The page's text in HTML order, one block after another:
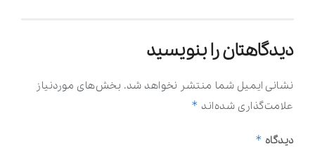
دیدگاهتان را بنویسید
نشانی ایمیل شما منتشر نخواهد شد. بخش‌های موردنیاز
علامت‌گذاری شده‌اند *
دیدگاه *